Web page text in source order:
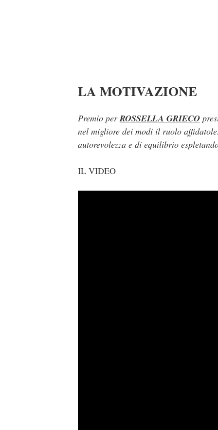
LA MOTIVAZIONE
Premio perROSSELLA GRIECO
nel migliore dei modi il ruolo
autorevolezza e di equilibrio
IL VIDEO